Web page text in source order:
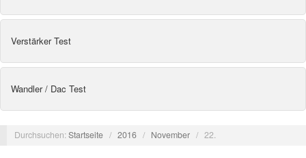
Verstärker Test
Wandler / Dac Test
Durchsuchen:Startseite / 2016 / November / 22.